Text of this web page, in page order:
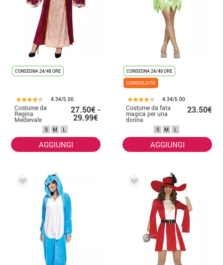
CONSEGNA 24/48 ORE
4.34/5.00
Costume da
Regina
Medievale
Vinotinto per
27.50€ -
29.99€
S M L
AGGIUNGI
CONSEGNA 24/48 ORE
CONSIGLIATO
4.34/5.00
Costume da fata
magica per una
donna
23.50€
S M L
AGGIUNGI